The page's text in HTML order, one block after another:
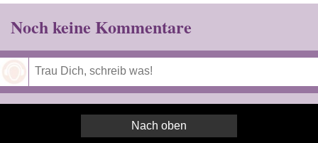
Noch keine Kommentare
Nach oben